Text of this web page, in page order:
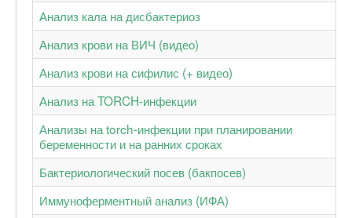
Анализ кала на дисбактериоз
Анализ крови на ВИЧ (видео)
Анализ крови на сифилис (+ видео)
Анализ на TORCH-инфекции
Анализы на torch-инфекции при планировании
беременности и на ранних сроках
Бактериологический посев (бакпосев)
Иммуноферментный анализ (ИФА)